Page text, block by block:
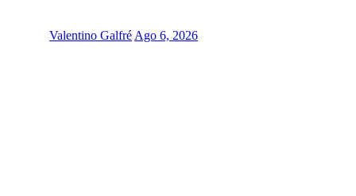
Valentino Galfré Ago 6, 2026